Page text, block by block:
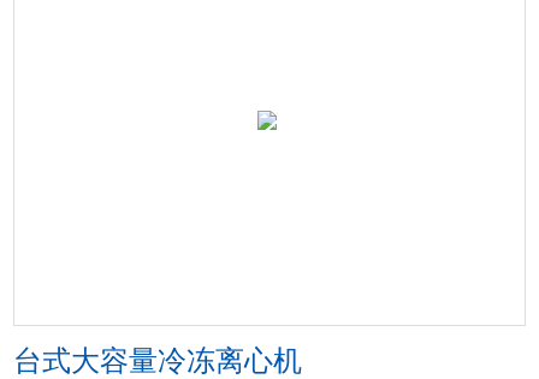
台式大容量冷冻离心机